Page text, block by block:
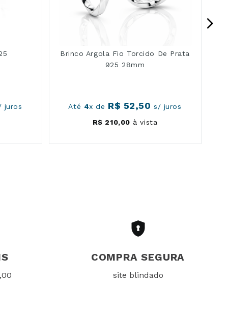
juros
Brinco Argola Fio Torcido De Prata
925 28mm
Até 4x de R$ 52,50 s/ juros
R$ 210,00 à vista
COMPRA SEGURA
site blindado